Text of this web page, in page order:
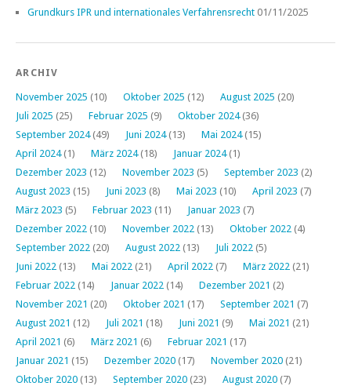
Grundkurs IPR und internationales Verfahrensrecht 01/11/2025
ARCHIV
November 2025 (10) Oktober 2025 (12) August 2025 (20)
Juli 2025 (25) Februar 2025 (9) Oktober 2024(36)
September 2024(49) Juni 2024(13) Mai 2024(15)
April 2024(1) März 2024(18) Januar 2024(1)
Dezember 2023 (12) November 2023 (5) September 2023 (2)
August 2023 (15) Juni 2023 (8) Mai 2023 (10) April 2023 (7)
März 2023 (5) Februar 2023 (11) Januar 2023 (7)
Dezember 2022 (10) November 2022 (13) Oktober 2022 (4)
September 2022 (20) August 2022 (13) Juli 2022 (5)
Juni 2022 (13) Mai 2022 (21) April 2022 (7) März 2022 (21)
Februar 2022 (14) Januar 2022 (14) Dezember 2021 (2)
November 2021 (20) Oktober 2021 (17) September 2021 (7)
August 2021 (12) Juli 2021 (18) Juni 2021 (9) Mai 2021 (21)
April 2021 (6) März 2021 (6) Februar 2021 (17)
Januar 2021 (15) Dezember 2020 (17) November 2020 (21)
Oktober 2020 (13) September 2020 (23) August 2020 (7)